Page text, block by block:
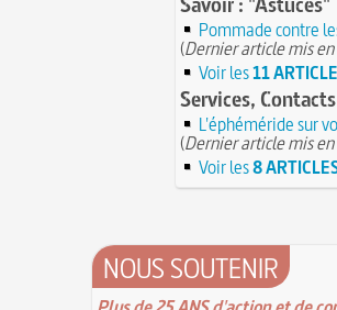
Pommade contre
(Dernier article mis
Voir les11
Services, Contacts
L'éphéméride sur
(Dernier article mis
Voir les8
NOUS SOUTENIR